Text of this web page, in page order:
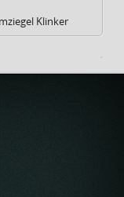
Klinker